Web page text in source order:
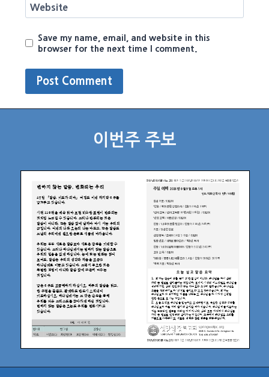
Website
Save my name, email, and website in this
browser for the next time I comment.
이번주 주보